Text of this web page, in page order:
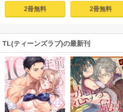
散した幼馴染のわ
からせＨ（１）
2冊無料
ほど注がれる寵愛
～【TL版】 1巻
2冊無料
TL(ティーンズラブ)の最新刊